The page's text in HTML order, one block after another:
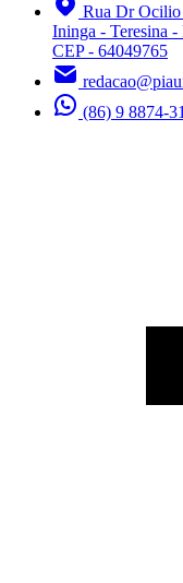
Rua Dr
Ininga - Teresina -
CEP - 64049765
(86) 9 8874-